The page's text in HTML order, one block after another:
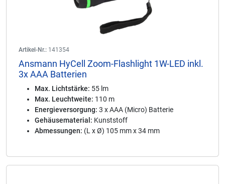
Artikel-Nr.: 141354
Ansmann HyCell Zoom-Flashlight 1W-LED inkl.
3x AAA Batterien
Max. Lichtstärke: 55 lm
Max. Leuchtweite: 110 m
Energieversorgung: 3 x AAA (Micro) Batterie
Gehäusematerial: Kunststoff
Abmessungen: (L x Ø) 105 mm x 34 mm